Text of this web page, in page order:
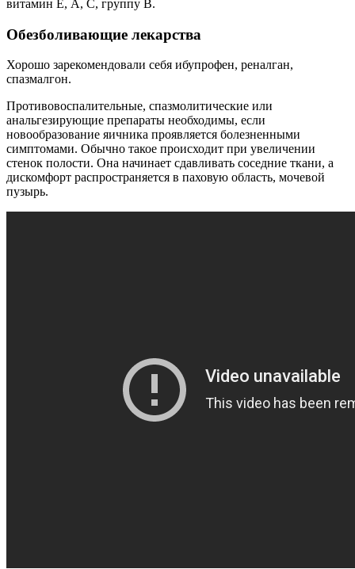
витамин Е, А, С, группу В.
Обезболивающие лекарства
Хорошо зарекомендовали себя ибупрофен, реналган,
спазмалгон.
Противовоспалительные, спазмолитические или
анальгезирующие препараты необходимы, если
новообразование яичника проявляется болезненными
симптомами. Обычно такое происходит при увеличении
стенок полости. Она начинает сдавливать соседние ткани, а
дискомфорт распространяется в паховую область, мочевой
пузырь.